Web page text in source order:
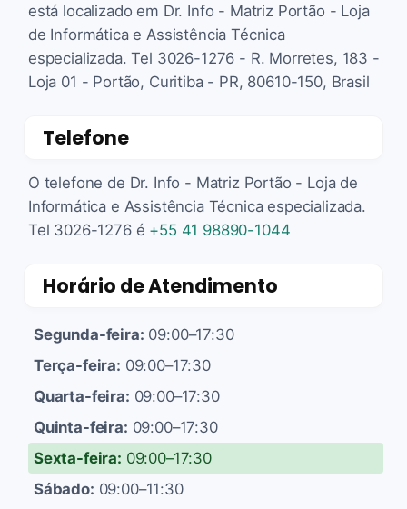
está localizado em Dr. Info - Matriz Portão - Loja
de Informática e Assistência Técnica
especializada. Tel 3026-1276 - R. Morretes, 183 -
Loja 01 - Portão, Curitiba - PR, 80610-150, Brasil
Telefone
O telefone de Dr. Info - Matriz Portão - Loja de
Informática e Assistência Técnica especializada.
Tel 3026-1276 é +55 41 98890-1044
Horário de Atendimento
Segunda-feira: 09:00–17:30
Terça-feira: 09:00–17:30
Quarta-feira: 09:00–17:30
Quinta-feira: 09:00–17:30
Sexta-feira: 09:00–17:30
Sábado: 09:00–11:30